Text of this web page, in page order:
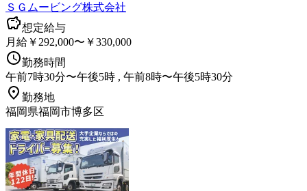
ＳＧムービング株式会社
想定給与
月給￥292,000〜￥330,000
勤務時間
午前7時30分〜午後5時 , 午前8時〜午後5時30分
勤務地
福岡県福岡市博多区